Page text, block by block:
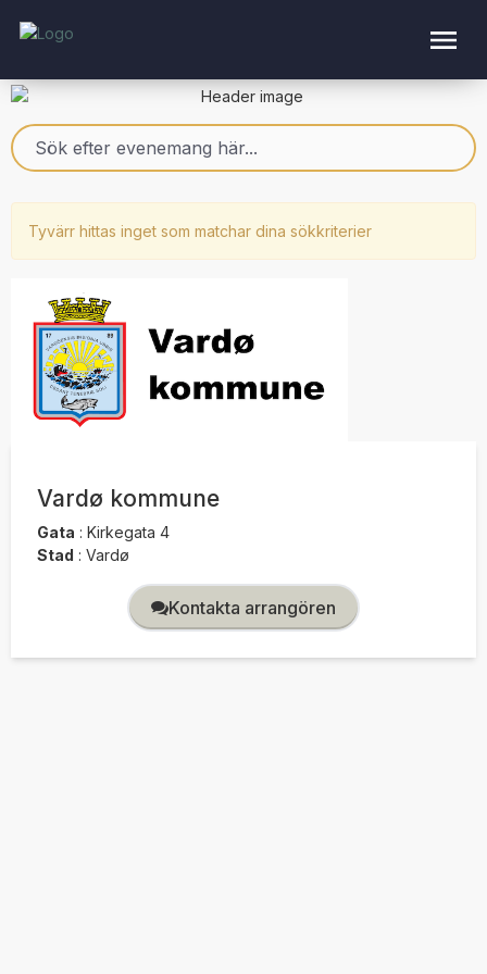
Tyvärr hittas inget som matchar dina sökkriterier
Vardø kommune
Gata : Kirkegata 4
Stad : Vardø
Kontakta arrangören